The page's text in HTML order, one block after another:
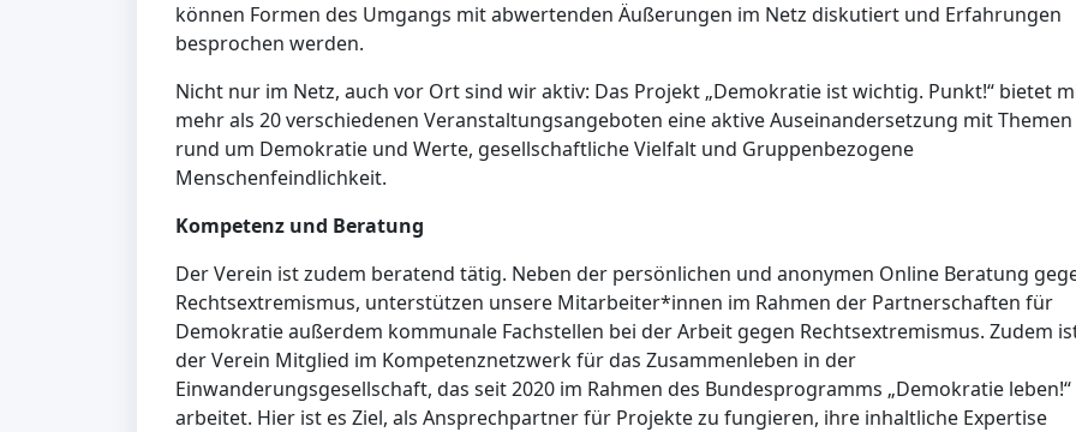
können Formen des Umgangs mit abwertenden Äußerungen im Netz diskutiert und Erfahrungen
besprochen werden.
Nicht nur im Netz, auch vor Ort sind wir aktiv: Das Projekt „Demokratie ist wichtig. Punkt!“ bietet
mehr als 20 verschiedenen Veranstaltungsangeboten eine aktive Auseinandersetzung mit Themen
rund um Demokratie und Werte, gesellschaftliche Vielfalt und Gruppenbezogene
Menschenfeindlichkeit.
Kompetenz und Beratung
Der Verein ist zudem beratend tätig. Neben der persönlichen und anonymen Online Beratung
Rechtsextremismus, unterstützen unsere Mitarbeiter*innen im Rahmen der Partnerschaften für
Demokratie außerdem kommunale Fachstellen bei der Arbeit gegen Rechtsextremismus. Zudem
der Verein Mitglied im Kompetenznetzwerk für das Zusammenleben in der
Einwanderungsgesellschaft, das seit 2020 im Rahmen des Bundesprogramms „Demokratie leben!“
arbeitet. Hier ist es Ziel, als Ansprechpartner für Projekte zu fungieren, ihre inhaltliche Expertise